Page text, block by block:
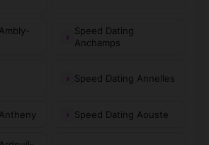
Speed Dating
Anchamps
Speed Dating Annelles
Speed Dating Aouste